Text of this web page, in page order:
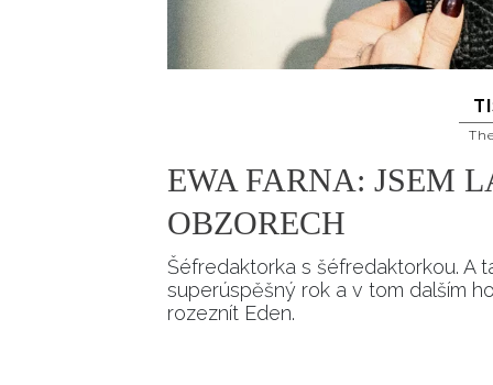
EWA FARNA: JSEM
OBZORECH
Šéfredaktorka s šéfredaktorkou. A
superúspěšný rok a v tom dalším
rozeznít Eden.